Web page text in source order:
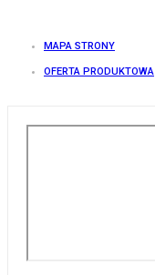
MAPA STRONY
OFERTA PRODUKTOWA